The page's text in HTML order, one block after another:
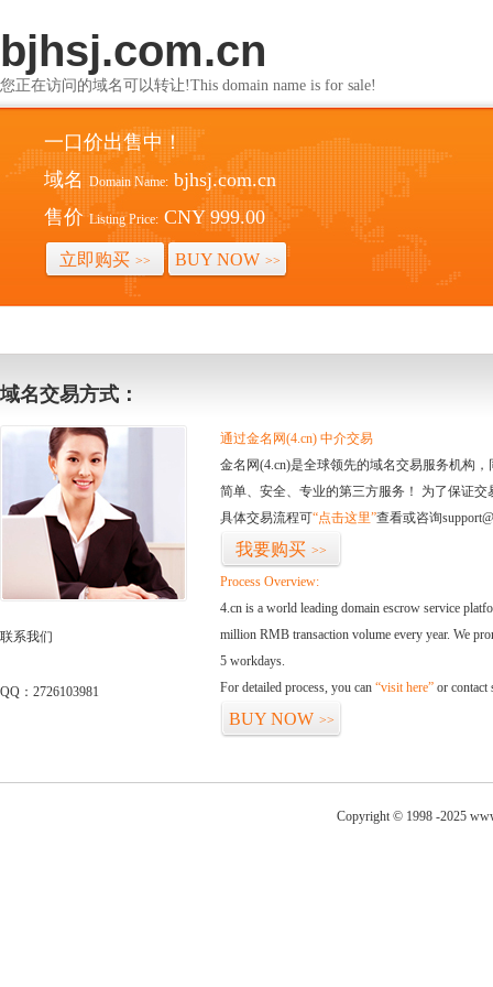
bjhsj.com.cn
您正在访问的域名可以转让!This domain name is for sale!
一口价出售中！
域名 Domain Name: bjhsj.com.cn
售价 Listing Price: CNY 999.00
立即购买 >> BUY NOW >>
域名交易方式：
联系我们
QQ：2726103981
通过金名网(4.cn) 中介交易
金名网(4.cn)是全球领先的域名交易服务机构
简单、安全、专业的第三方服务！ 为了保证
具体交易流程可“点击这里”查看或咨询
我要购买 >>
Process Overview:
4.cn is a world leading domain escrow service
million RMB transaction volume every year. We
5 workdays.
For detailed process, you can “visit here” or contact
BUY NOW >>
Copyright © 1998 -2025